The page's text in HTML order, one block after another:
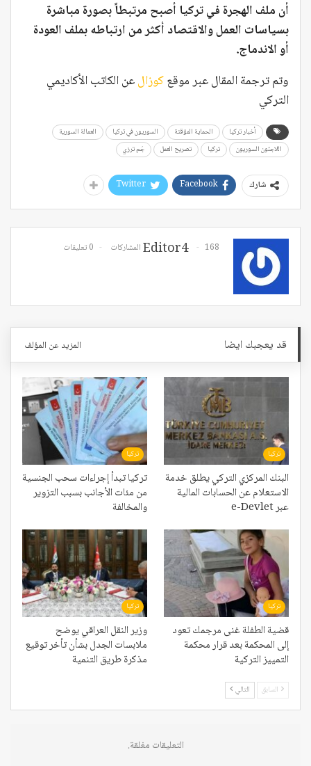
أن ملف الهجرة في تركيا أصبح مرتبطاً بصورة مباشرة
بسياسات العمل والاقتصاد أكثر من ارتباطه بملف العودة
أو الاندماج.
وتم ترجمة المقال عبر موقعكوزالعن الكاتب الأكاديمي
التركي
أخبار تركيا الحماية المؤقتة السوريون في تركيا
العمالة السورية
اللاجئون السوريون
تركيا تصريح العمل جَم ترزي
شارك Facebook
Twitter
Editor4 168 المشاركات 0 تعليقات
قد يعجبك ايضا المزيد عن المؤلف
تركيا
البنك المركزي التركي يطلق خدمة
الاستعلام عن الحسابات المالية
عبر e-Devlet
تركيا
تركيا تبدأ إجراءات سحب الجنسية
من مئات الأجانب بسبب التزوير
والمخالفة
تركيا
قضية الطفلة غنى مرجمك تعود
إلى المحكمة بعد قرار محكمة
التمييز التركية
تركيا
وزير النقل العراقي يوضح
ملابسات الجدل بشأن تأخر توقيع
مذكرة طريق التنمية
السابق التالي
التعليقات مغلقة.